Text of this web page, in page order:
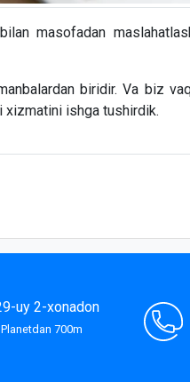
masofadan
biridir. Va biz
xizmatini ishga tushirdik.
uy 2-xonadon
700m